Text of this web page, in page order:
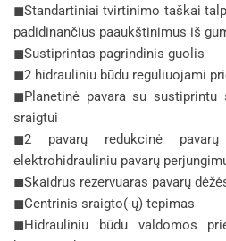
◼Standartiniai tvirtinimo taškai
padidinančius paaukštinimus iš
◼Sustiprintas pagrindinis guolis
◼2 hidrauliniu būdu reguliuojami
◼Planetinė pavara su sustiprintu
sraigtui
◼2 pavarų redukcinė
elektrohidrauliniu pavarų
◼Skaidrus rezervuaras pavarų
◼Centrinis sraigto(-ų) tepimas
◼Hidrauliniu būdu valdomos